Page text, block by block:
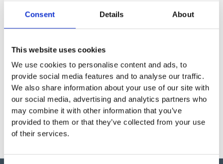
Consent Details About
This website uses cookies
We use cookies to personalise content and ads, to
provide social media features and to analyse our traffic.
We also share information about your use of our site with
our social media, advertising and analytics partners who
may combine it with other information that you’ve
provided to them or that they’ve collected from your use
of their services.
Produktens utseende kan avvika mot de bilder som visas
på hemsidan.